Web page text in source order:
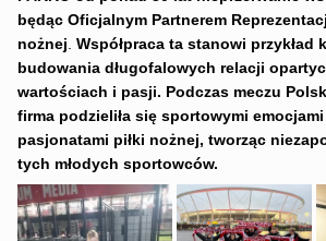
będąc Oficjalnym Partnerem
nożnej. Współpraca ta stanowi przykład
budowania długofalowych relacji
wartościach i pasji. Podczas meczu
firma podzieliła się sportowymi emocjami
pasjonatami piłki nożnej, tworząc
tych młodych sportowców.